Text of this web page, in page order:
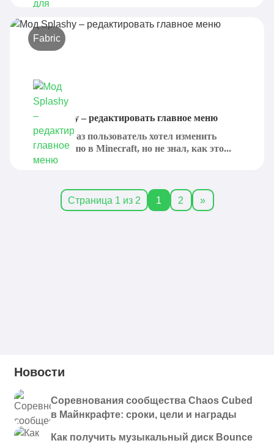
Fabric
Мод Splashy – редактировать главное меню
Если хоть раз пользователь хотел изменить
главное меню в Minecraft, но не знал, как это...
Страница 1 из 2 1 2 »
Новости
Соревнования сообщества Chaos Cubed
в Майнкрафте: сроки, цели и награды
Как получить музыкальный диск Bounce